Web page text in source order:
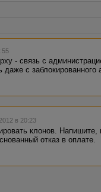
- связь с
с заблокированного
в 20:23
клонов.
отказ в оплате.